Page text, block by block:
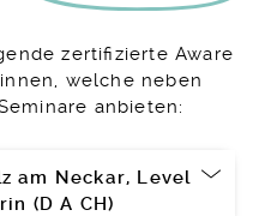
zertifizierte Aware
welche neben
anbieten:
am Neckar, Level
(D A CH)